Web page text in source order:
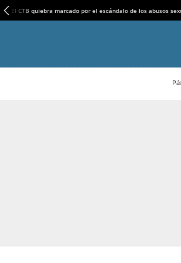
El CTB quiebra marcado por el escándalo de los abusos